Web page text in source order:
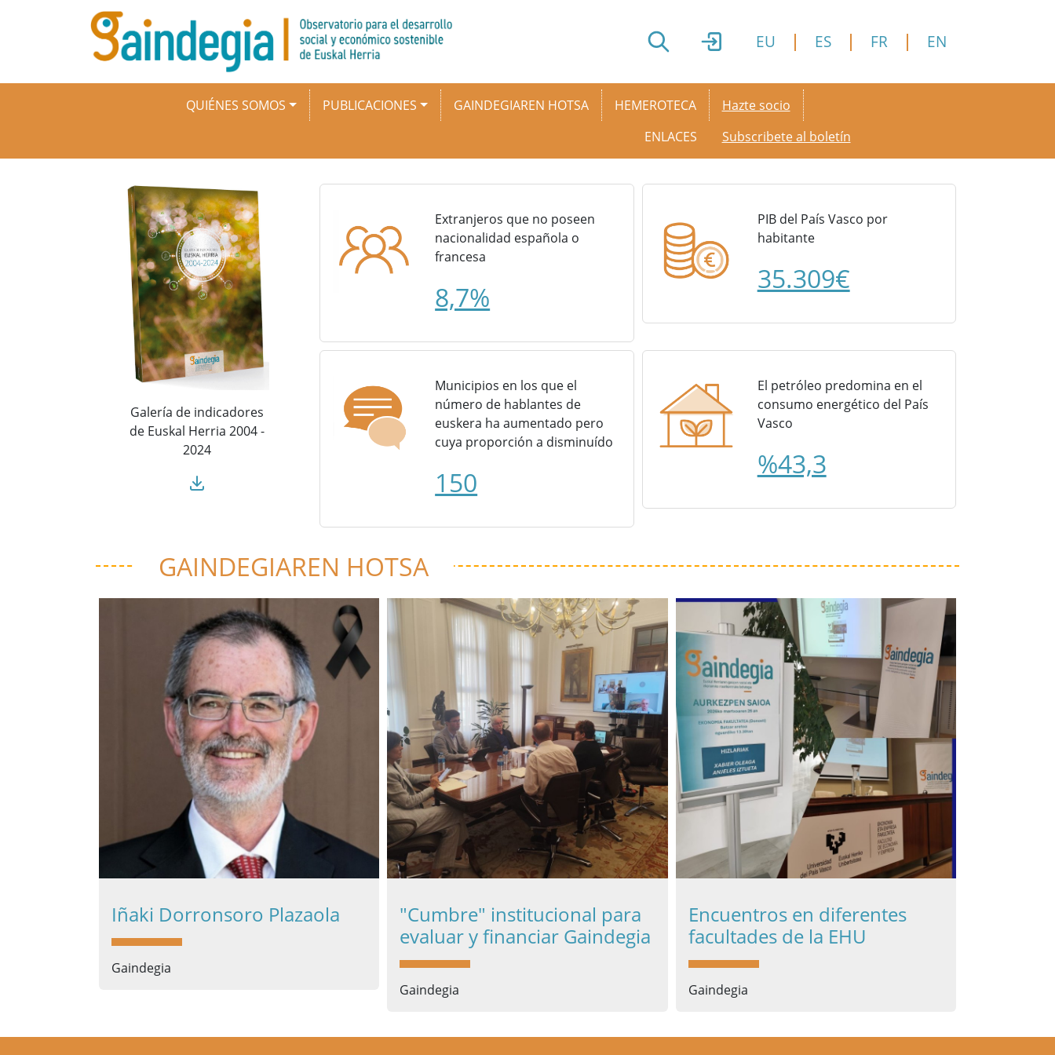
Pasar al contenido principal
EU ES FR EN
Navegación principal
QUIÉNES SOMOS PUBLICACIONES GAINDEGIAREN HOTSA
HEMEROTECA
ENLACES
Secondary menu
Hazte socio
Subscribete al boletín
Galería de indicadores
de Euskal Herria 2004 -
2024
Extranjeros que no poseen
nacionalidad española o
francesa
8,7%
PIB del País Vasco por
habitante
35.309€
Municipios en los que el
número de hablantes de
euskera ha aumentado pero
cuya proporción a disminuído
150
El petróleo predomina en el
consumo energético del País
Vasco
%43,3
GAINDEGIAREN HOTSA
Iñaki Dorronsoro Plazaola
Gaindegia
"Cumbre" institucional para
evaluar y financiar Gaindegia
Gaindegia
Encuentros en diferentes
facultades de la EHU
Gaindegia